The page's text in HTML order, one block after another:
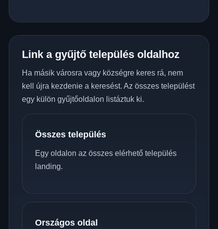
Link a gyűjtő település oldalhoz
Ha másik városra vagy községre keres rá, nem
kell újra kezdenie a keresést. Az összes települést
egy külön gyűjtőoldalon listáztuk ki.
Összes település
Egy oldalon az összes elérhető település
landing.
Országos oldal